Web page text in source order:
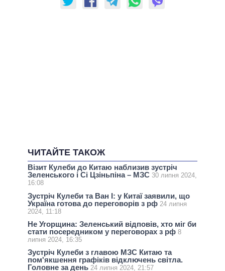
ЧИТАЙТЕ ТАКОЖ
Візит Кулеби до Китаю наблизив зустріч
Зеленського і Сі Цзіньпіна – МЗС 30 липня 2024,
16:08
Зустріч Кулеби та Ван І: у Китаї заявили, що
Україна готова до переговорів з рф 24 липня
2024, 11:18
Не Угорщина: Зеленський відповів, хто міг би
стати посередником у переговорах з рф 8
липня 2024, 16:35
Зустріч Кулеби з главою МЗС Китаю та
пом'якшення графіків відключень світла.
Головне за день 24 липня 2024, 21:57